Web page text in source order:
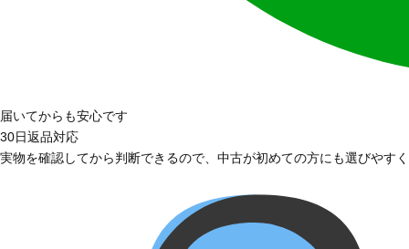
届いてからも安心です
30日返品対応
実物を確認してから判断できるので、中古が初めての方にも選びやす